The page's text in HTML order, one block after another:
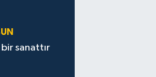
sanattır